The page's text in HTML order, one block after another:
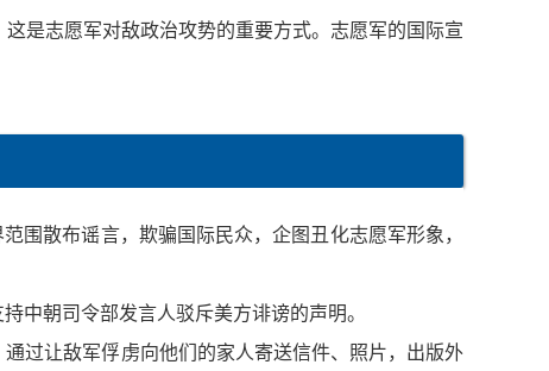
是志愿军对敌政治攻势的重要方式。志愿军的国际宣
围散布谣言，欺骗国际民众，企图丑化志愿军形象，
中朝司令部发言人驳斥美方诽谤的声明。
过让敌军俘虏向他们的家人寄送信件、照片，出版外